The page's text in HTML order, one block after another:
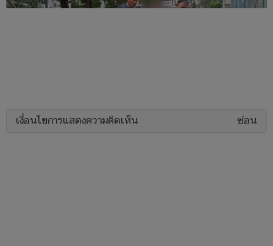
เงื่อนไขการแสดงความคิดเห็น ซ่อน